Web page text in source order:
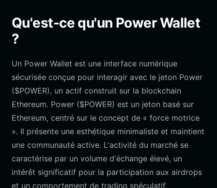
Qu'est-ce qu'un Power Wallet
?
Un Power Wallet est une interface numérique
sécurisée conçue pour interagir avec le jeton Power
($POWER), un actif construit sur la blockchain
Ethereum. Power ($POWER) est un jeton basé sur
Ethereum, centré sur le concept de « force motrice
». Il présente une esthétique minimaliste et maintient
une communauté active. L'activité du marché se
caractérise par un volume d'échange élevé, un
intérêt significatif pour la participation aux airdrops
et un comportement de trading spéculatif.